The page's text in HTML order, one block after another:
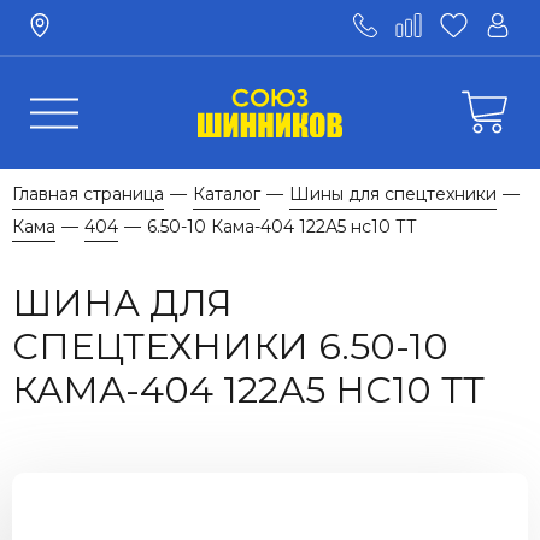
Главная страница — Каталог — Шины для спецтехники —
Кама — 404 — 6.50-10 Кама-404 122А5 нс10 ТТ
ШИНА ДЛЯ
СПЕЦТЕХНИКИ 6.50-10
КАМА-404 122А5 НС10 ТТ